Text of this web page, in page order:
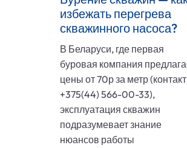
избежать перегрева
скважинного насоса?
В Беларуси, где первая
буровая компания
цены от 70р за метр
+375(44) 566-00-33),
эксплуатация скважин
подразумевает знание
нюансов работы